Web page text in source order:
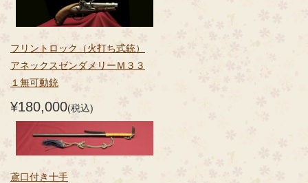
フリントロック（火打ち式銃）
アネックスゼンダメリーＭ３３
１無可動銃
¥180,000(税込)
鳶口付き十手